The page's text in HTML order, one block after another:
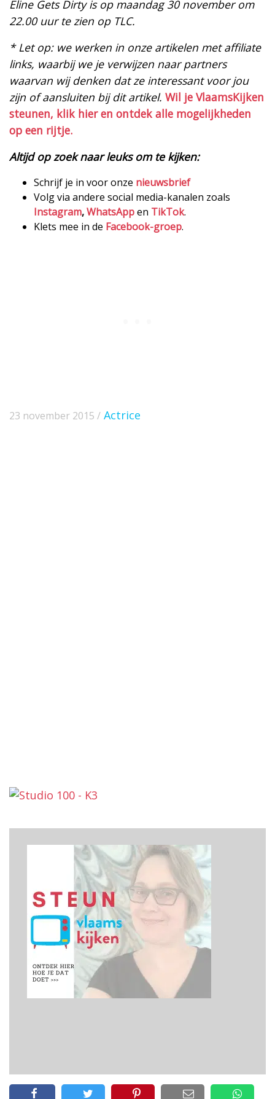
Eline Gets Dirty is op maandag 30 november om
22.00 uur te zien op TLC.
* Let op: we werken in onze artikelen met affiliate
links, waarbij we je verwijzen naar partners
waarvan wij denken dat ze interessant voor jou
zijn of aansluiten bij dit artikel. Wil je VlaamsKijken
steunen, klik hier en ontdek alle mogelijkheden
op een rijtje.
Altijd op zoek naar leuks om te kijken:
Schrijf je in voor onze nieuwsbrief
Volg via andere social media-kanalen zoals
Instagram,WhatsAppen TikTok.
Klets mee in de Facebook-groep.
23 november 2015 / Actrice